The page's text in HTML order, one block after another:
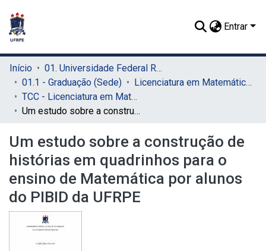
Entrar
Início
01. Universidade Federal Rural de Pernambuco - UFRPE (Sede)
01.1 - Graduação (Sede)
Licenciatura em Matemática (Sede)
TCC - Licenciatura em Matemática (Sede)
Um estudo sobre a construção de histórias em quadrinhos para o ensino de Matemática por alunos do PIBID da UFRPE
Um estudo sobre a construção de
histórias em quadrinhos para o
ensino de Matemática por alunos
do PIBID da UFRPE